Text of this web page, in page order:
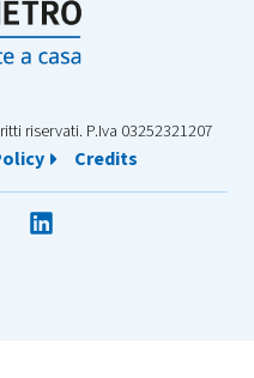
riservati. P.Iva 03252321207
Credits